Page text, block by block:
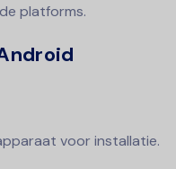
platforms.
voor installatie.